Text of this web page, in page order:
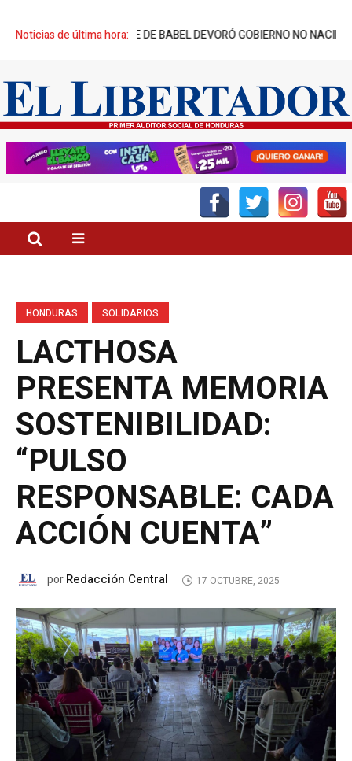
Noticias de última hora:
TORRE DE BABEL DEVORÓ GOBIERNO NO NACIDO DÍA DEL
HONDURAS SOLIDARIOS
LACTHOSA
PRESENTA MEMORIA
SOSTENIBILIDAD:
“PULSO
RESPONSABLE: CADA
ACCIÓN CUENTA”
porRedacción Central 17 OCTUBRE, 2025